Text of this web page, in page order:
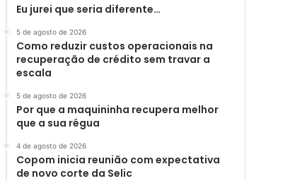
Eu jurei que seria diferente…
5 de agosto de 2026
Como reduzir custos operacionais na
recuperação de crédito sem travar a
escala
5 de agosto de 2026
Por que a maquininha recupera melhor
que a sua régua
4 de agosto de 2026
Copom inicia reunião com expectativa
de novo corte da Selic